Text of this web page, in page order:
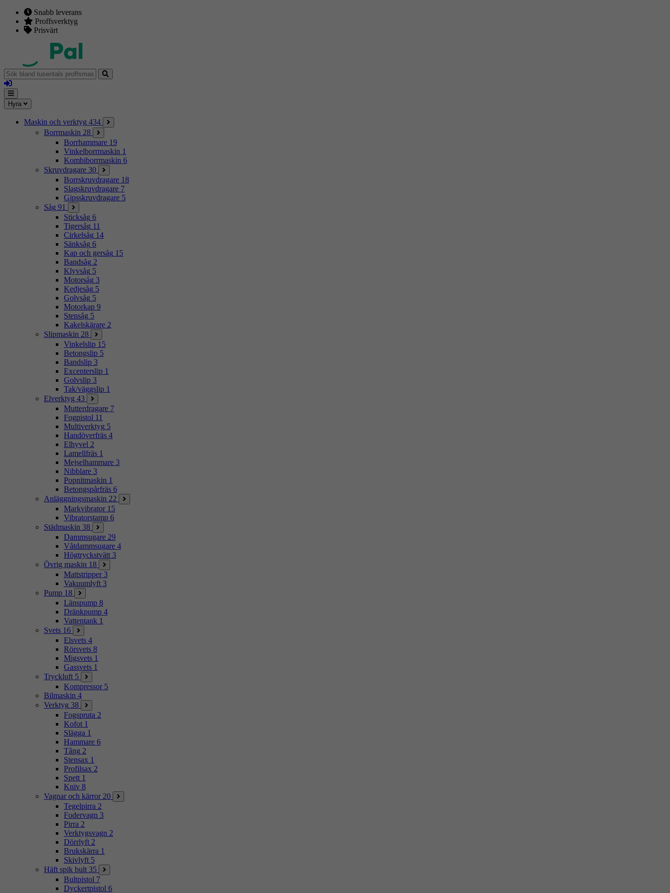
Snabb leverans
Proffsverktyg
Prisvärt
Sök
bland
tusentals
proffsmaskiner
Logga
in
Mina
sidor
Meny
Hyra
Maskin och verktyg 434
Borrmaskin 28
Borrhammare 19
Vinkelborrmaskin 1
Kombiborrmaskin 6
Skruvdragare 30
Borrskruvdragare 18
Slagskruvdragare 7
Gipsskruvdragare 5
Såg 91
Sticksåg 6
Tigersåg 11
Cirkelsåg 14
Sänksåg 6
Kap och gersåg 15
Bandsåg 2
Klyvsåg 5
Motorsåg 3
Kedjesåg 5
Golvsåg 5
Motorkap 9
Stensåg 5
Kakelskärare 2
Slipmaskin 28
Vinkelslip 15
Betongslip 5
Bandslip 3
Excenterslip 1
Golvslip 3
Tak/väggslip 1
Elverktyg 43
Mutterdragare 7
Fogpistol 11
Multiverktyg 5
Handöverfräs 4
Elhyvel 2
Lamellfräs 1
Mejselhammare 3
Nibblare 3
Popnitmaskin 1
Betongspårfräs 6
Anläggningsmaskin 22
Markvibrator 15
Vibratorstamp 6
Städmaskin 38
Dammsugare 29
Våtdammsugare 4
Högtryckstvätt 3
Övrig maskin 18
Mattstripper 3
Vakuumlyft 3
Pump 18
Länspump 8
Dränkpump 4
Vattentank 1
Svets 16
Elsvets 4
Rörsvets 8
Migsvets 1
Gassvets 1
Tryckluft 5
Kompressor 5
Bilmaskin 4
Verktyg 38
Fogspruta 2
Kofot 1
Slägga 1
Hammare 6
Tång 2
Stensax 1
Profilsax 2
Spett 1
Kniv 8
Vagnar och kärror 20
Tegelpirra 2
Fodervagn 3
Pirra 2
Verktygsvagn 2
Dörrlyft 2
Brukskärra 1
Skivlyft 5
Häft spik bult 35
Bultpistol 7
Dyckertpistol 6